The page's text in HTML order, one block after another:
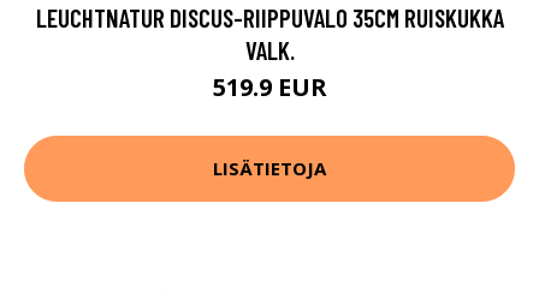
LEUCHTNATUR DISCUS-RIIPPUVALO 35CM RUISKUKKA
VALK.
519.9 EUR
LISÄTIETOJA